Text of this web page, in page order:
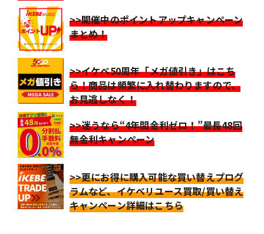
>>開催中のポイントアップキャンペーン
まとめ！
>>イケベ50周年「メガ値引き」はこち
ら！商品は頻繁に入れ替わりますので、
お見逃しなく！
>>迷うなら“4年間金利ゼロ！”最長48回
無金利キャンペーン
>>更にお得に購入可能な買い替えプログ
ラムなど、イケベリユース買取/買い替え
キャンペーン詳細はこちら